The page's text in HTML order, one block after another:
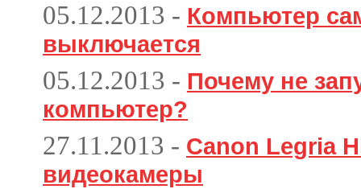
05.12.2013 - Компьютер
выключается
05.12.2013 - Почему не
компьютер?
27.11.2013 - Canon Legria
видеокамеры